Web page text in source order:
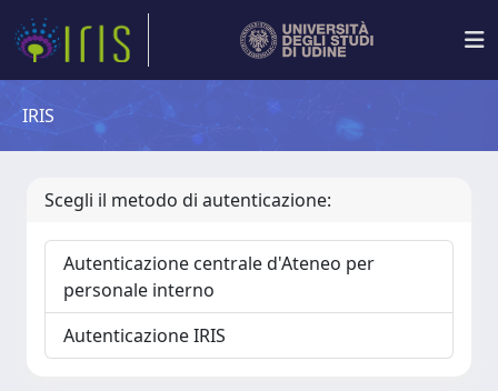
IRIS
Scegli il metodo di autenticazione:
Autenticazione centrale d'Ateneo per
personale interno
Autenticazione IRIS